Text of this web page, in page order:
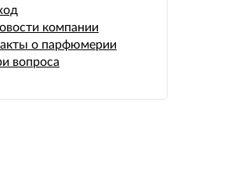
компании
о парфюмерии
вопроса